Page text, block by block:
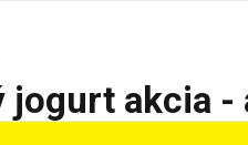
jogurt akcia